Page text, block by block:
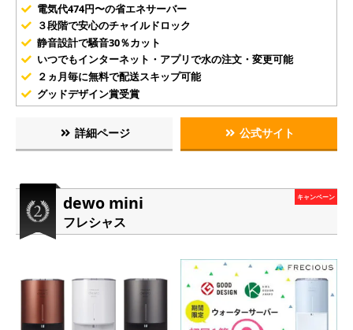
電気代474円〜の省エネサーバー
３段階で安心のチャイルドロック
静音設計で騒音30％カット
いつでもインターネット・アプリで水の注文・変更可能
２ヵ月毎に無料で配送スキップ可能
グッドデザイン賞受賞
詳細ページ 公式サイト
dewo mini
フレシャス
キャンペーン